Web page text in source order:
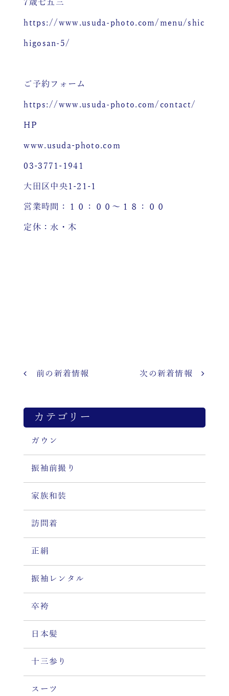
7歳七五三
https://www.usuda-photo.com/menu/shic
higosan-5/
ご予約フォーム
https://www.usuda-photo.com/contact/
HP
www.usuda-photo.com
03-3771-1941
大田区中央1-21-1
営業時間：１０：００～１８：００
定休：水・木
前の新着情報 次の新着情報
カテゴリー
ガウン
振袖前撮り
家族和装
訪問着
正絹
振袖レンタル
卒袴
日本髪
十三参り
スーツ